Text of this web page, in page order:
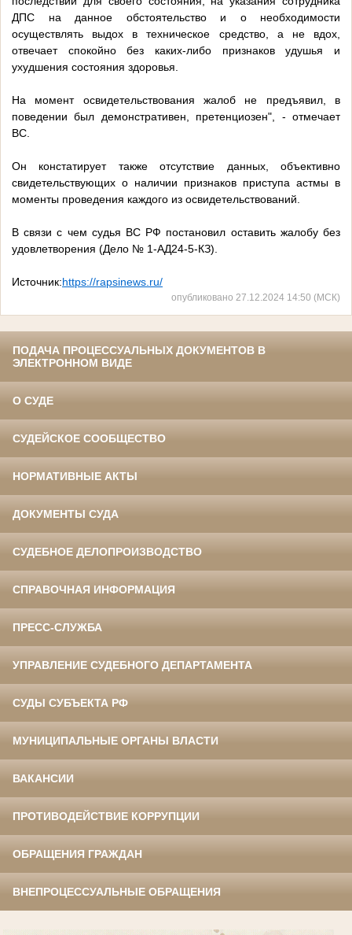
ДПС на данное обстоятельство и о необходимости
осуществлять выдох в техническое средство, а не вдох,
отвечает спокойно без каких-либо признаков удушья и
ухудшения состояния здоровья.
На момент освидетельствования жалоб не предъявил, в
поведении был демонстративен, претенциозен", - отмечает
ВС.
Он констатирует также отсутствие данных, объективно
свидетельствующих о наличии признаков приступа астмы в
моменты проведения каждого из освидетельствований.
В связи с чем судья ВС РФ постановил оставить жалобу без
удовлетворения (Дело № 1-АД24-5-КЗ).
Источник:https://rapsinews.ru/
опубликовано 27.12.2024 14:50 (МСК)
ПОДАЧА ПРОЦЕССУАЛЬНЫХ ДОКУМЕНТОВ В
ЭЛЕКТРОННОМ ВИДЕ
О СУДЕ
СУДЕЙСКОЕ СООБЩЕСТВО
НОРМАТИВНЫЕ АКТЫ
ДОКУМЕНТЫ СУДА
СУДЕБНОЕ ДЕЛОПРОИЗВОДСТВО
СПРАВОЧНАЯ ИНФОРМАЦИЯ
ПРЕСС-СЛУЖБА
УПРАВЛЕНИЕ СУДЕБНОГО ДЕПАРТАМЕНТА
СУДЫ СУБЪЕКТА РФ
МУНИЦИПАЛЬНЫЕ ОРГАНЫ ВЛАСТИ
ВАКАНСИИ
ПРОТИВОДЕЙСТВИЕ КОРРУПЦИИ
ОБРАЩЕНИЯ ГРАЖДАН
ВНЕПРОЦЕССУАЛЬНЫЕ ОБРАЩЕНИЯ